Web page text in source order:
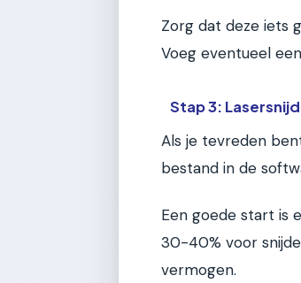
Zorg dat deze iets
Voeg eventueel
Stap 3:
Als je tevreden
bestand in de
Een goede start is
30-40% voor
vermogen.